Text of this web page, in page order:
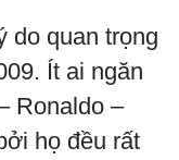
do quan trọng
Ít ai ngăn
Ronaldo –
họ đều rất